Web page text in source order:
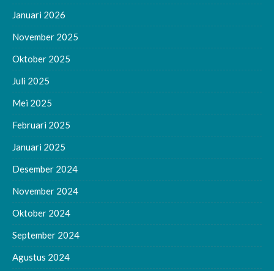
Januari 2026
November 2025
Oktober 2025
Juli 2025
Mei 2025
Februari 2025
Januari 2025
Desember 2024
November 2024
Oktober 2024
September 2024
Agustus 2024